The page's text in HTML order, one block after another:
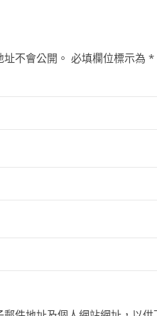
不會公開。 必填欄位標示為 *